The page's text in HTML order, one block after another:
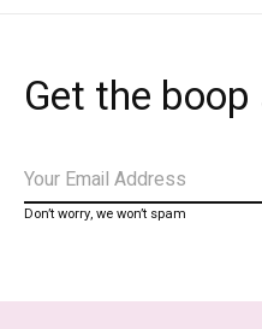
Get the
Don’t worry, we won’t spam